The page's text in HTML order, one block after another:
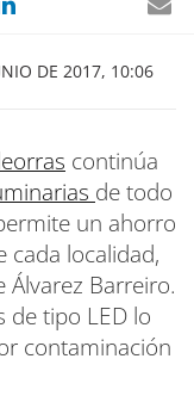
DE 2017, 10:06
continúa
de todo
un ahorro
cada localidad,
Álvarez Barreiro.
de tipo LED lo
contaminación